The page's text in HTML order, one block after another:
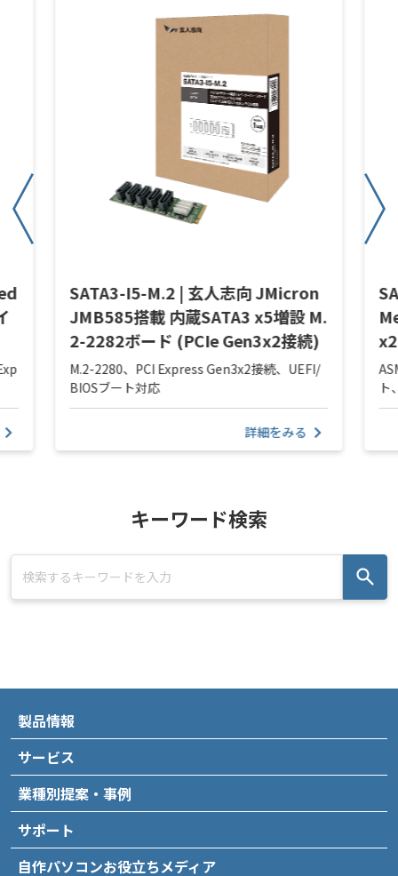
SATA3-I5-M.2 | 玄人志向 JMicron
JMB585搭載 内蔵SATA3 x5増設 M.
2-2282ボード (PCIe Gen3x2接続)
M.2-2280、PCI Express Gen3x2接続、UEFI/
BIOSブート対応
詳細をみる
ト
キーワード検索
製品情報
サービス
業種別提案・事例
サポート
自作パソコンお役立ちメディア